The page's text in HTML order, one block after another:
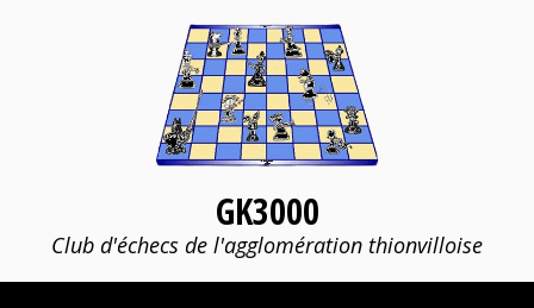
GK3000
Club d'échecs de l'agglomération thionvilloise